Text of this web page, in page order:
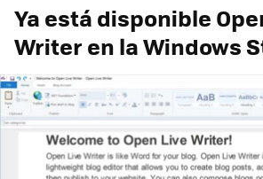
Ya está disponible
Writer en la Windows